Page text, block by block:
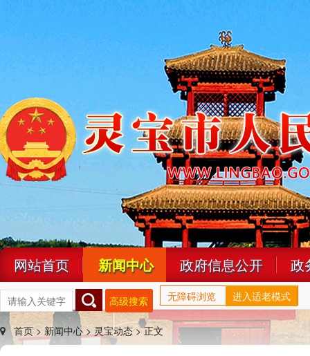
网站首页 新闻中心 政府信息公开 政
高级搜索 无障碍浏览 进入适老模式
首页 > 新闻中心 >灵宝动态 >正文